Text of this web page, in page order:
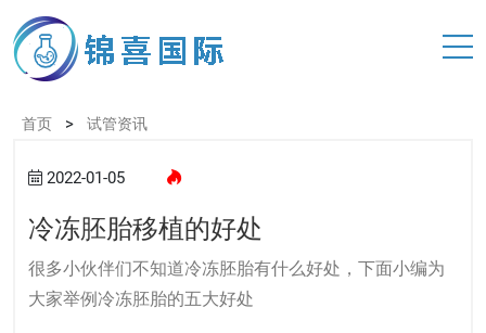
首页 > 试管资讯
2022-01-05
冷冻胚胎移植的好处
很多小伙伴们不知道冷冻胚胎有什么好处，下面小编为
大家举例冷冻胚胎的五大好处